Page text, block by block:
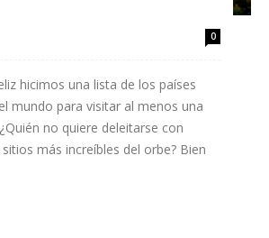
0
hicimos una lista de los países
mundo para visitar al menos una
no quiere deleitarse con
más increíbles del orbe? Bien